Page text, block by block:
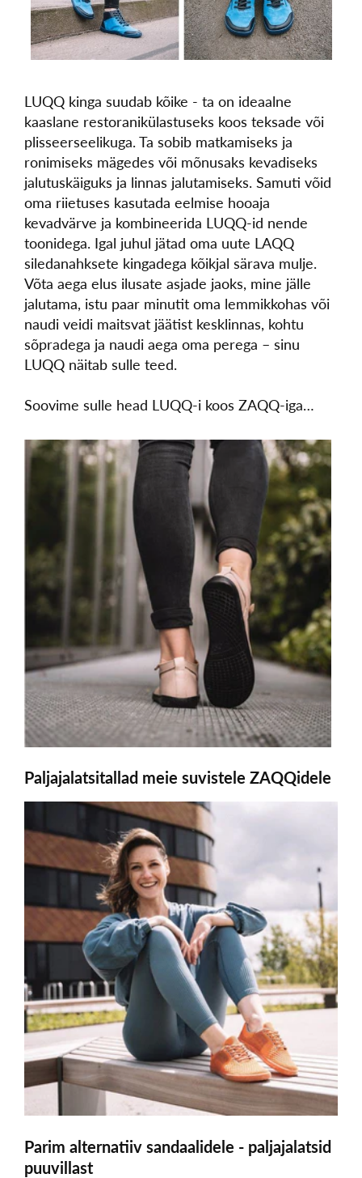
LUQQ kinga suudab kõike - ta on ideaalne
kaaslane restoranikülastuseks koos teksade või
plisseerseelikuga. Ta sobib matkamiseks ja
ronimiseks mägedes või mõnusaks kevadiseks
jalutuskäiguks ja linnas jalutamiseks. Samuti võid
oma riietuses kasutada eelmise hooaja
kevadvärve ja kombineerida LUQQ-id nende
toonidega. Igal juhul jätad oma uute LAQQ
siledanahksete kingadega kõikjal särava mulje.
Võta aega elus ilusate asjade jaoks, mine jälle
jalutama, istu paar minutit oma lemmikkohas või
naudi veidi maitsvat jäätist kesklinnas, kohtu
sõpradega ja naudi aega oma perega – sinu
LUQQ näitab sulle teed.
Soovime sulle head LUQQ-i koos ZAQQ-iga…
Paljajalatsitallad meie suvistele ZAQQidele
Parim alternatiiv sandaalidele - paljajalatsid
puuvillast